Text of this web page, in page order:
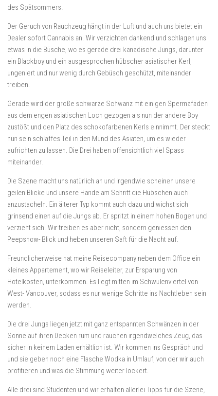
des Spätsommers.
Der Geruch von Rauchzeug hängt in der Luft und auch uns bietet ein
Dealer sofort Cannabis an. Wir verzichten dankend und schlagen uns
etwas in die Büsche, wo es gerade drei kanadische Jungs, darunter
ein Blackboy und ein ausgesprochen hübscher asiatischer Kerl,
ungeniert und nur wenig durch Gebüsch geschützt, miteinander
treiben.
Gerade wird der große schwarze Schwanz mit einigen Spermafäden
aus dem engen asiatischen Loch gezogen als nun der andere Boy
zustößt und den Platz des schokofarbenen Kerls einnimmt. Der steckt
nun sein schlaffes Teil in den Mund des Asiaten, um es wieder
aufrichten zu lassen. Die Drei haben offensichtlich viel Spass
miteinander.
Die Szene macht uns natürlich an und irgendwie scheinen unsere
geilen Blicke und unsere Hände am Schritt die Hübschen auch
anzustacheln. Ein älterer Typ kommt auch dazu und wichst sich
grinsend einen auf die Jungs ab. Er spritzt in einem hohen Bogen und
verzieht sich. Wir treiben es aber nicht, sondern geniessen den
Peepshow- Blick und heben unseren Saft für die Nacht auf.
Freundlicherweise hat meine Reisecompany neben dem Office ein
kleines Appartement, wo wir Reiseleiter, zur Ersparung von
Hotelkosten, unterkommen. Es liegt mitten im Schwulenviertel von
West- Vancouver, sodass es nur wenige Schritte ins Nachtleben sein
werden.
Die drei Jungs liegen jetzt mit ganz entspannten Schwänzen in der
Sonne auf ihren Decken rum und rauchen irgendwelches Zeug, das
sicher in keinem Laden erhältlich ist. Wir kommen ins Gespräch und
und sie geben noch eine Flasche Wodka in Umlauf, von der wir auch
profitieren und was die Stimmung weiter lockert.
Alle drei sind Studenten und wir erhalten allerlei Tipps für die Szene,